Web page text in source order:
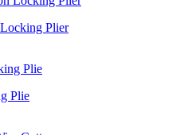
Plier
Plie